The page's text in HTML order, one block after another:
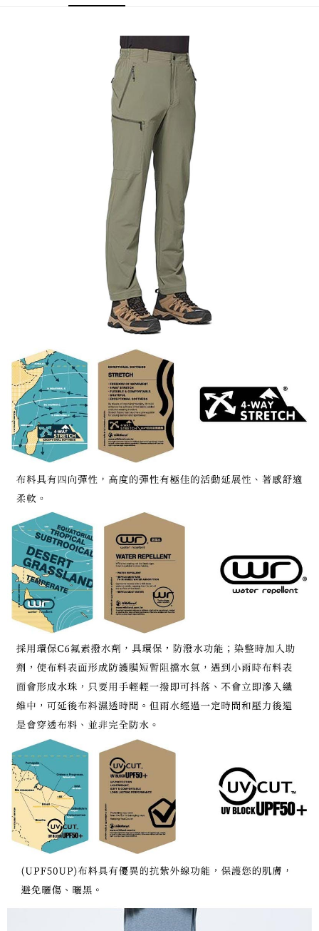
３．安心：先確認商品／服務後，再付款。
【「AFTEE先享後付」結帳流程】
１．於結帳方式選擇「AFTEE先享後付」後，將跳轉至「AFTEE先享後付」
結帳頁面，進行簡訊認證並確認金額後，即可完成結帳。
２．訂單成立數日內，您將收到繳費通知簡訊。
３．收到繳費通知簡訊後14天內，點擊此簡訊中的連結，可透過四大超商／
ATM／網路銀行／等多元方式進行付款，方視為交易完成。
※ 請注意：結帳手續完成當下不需立刻繳費，但若您需要取消訂單，請聯絡
購買商品的店家。未經商家同意取消之訂單仍視為有效，需透過AFTEE先享
※ 交易是否成功請以「AFTEE先享後付 」之結帳頁面顯示為準，若有關於
是否繳費成功／繳費後需取消欲退款等相關疑問，請聯繫「AFTEE先享後付
https://netprotections.freshdesk.com/support/home
１．透過由恩沛科技股份有限公司提供之「AFTEE先享後付」服務完成之交
易，需依本服務之必要範圍內提供個人資料，並將交易相關給付款項請求債
權轉讓予恩沛科技股份有限公司。
２．關於個人資料處理事宜，請瀏覽以下網址：
https://aftee.tw/terms/#terms3
３．未成年的使用者請事先徵得法定代理人或監護人之同意方可使用
「AFTEE先享後付」，若未經同意申辦者引起之損失，本公司不負相關責
４．使用「AFTEE先享後付」時，將依據個別帳號之用戶狀況，依本公司即
時審查核予不同之上限額度；若仍有額度不足之情形，本公司將視審查結果
請求用戶進行身份認證。
５．嚴禁一人註冊多個帳號或使用他人資訊註冊。若發現惡意使用之情形，
恩沛科技股份有限公司將有權停止該用戶之使用額度並採取法律行動。
每筆NT$60，滿NT$1,000(含以上)免運費
每筆NT$60，滿NT$1,000(含以上)免運費
每筆NT$60，滿NT$1,000(含以上)免運費
每筆NT$60，滿NT$1,000(含以上)免運費
每筆NT$60，滿NT$1,000(含以上)免運費
每筆NT$60，滿NT$1,000(含以上)免運費
每筆NT$100，滿NT$1,000(含以上)免運費
每筆NT$100，滿NT$1,000(含以上)免運費
宅配
每筆NT$100，滿NT$1,000(含以上)免運費